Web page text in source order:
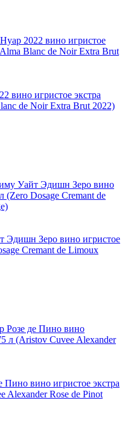
вино игристое экстра
de Noir Extra Brut 2022)
Эдишн Зеро вино игристое
Cremant de Limoux
вино игристое экстра
Alexander Rose de Pinot